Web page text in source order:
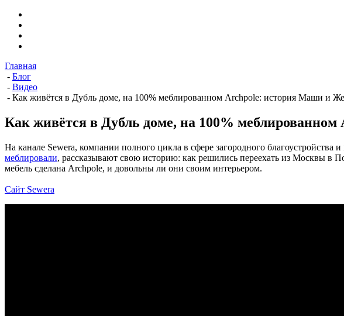
Главная
- Блог
- Видео
- Как живётся в Дубль доме, на 100% меблированном Archpole: история Маши и
Как живётся в Дубль доме, на 100%
На канале Sewera, компании полного цикла в сфере загородного
меблировали, рассказывают свою историю: как решились переехать из Москвы в
мебель сделана Archpole, и довольны ли они своим интерьером.
Сайт Sewera